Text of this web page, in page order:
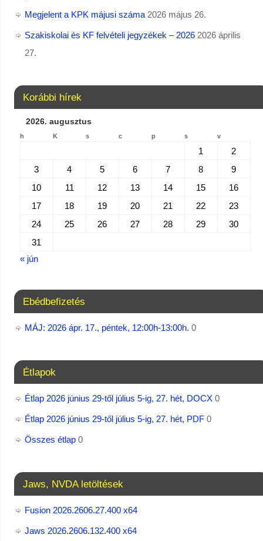
Megjelent a KPK májusi száma 2026 május 26.
Szakiskolai és KF felvételi jegyzékek – 2026 2026 április
27.
Korábbi hírek
2026. augusztus
h K s c p s v
1
2
3
4 5 6 7 8
9
10
11 12 13 14 15
16
17
18 19 20 21 22
23
24
25 26 27 28 29
30
31
« jún
Ebédbefizetés
MÁJ: 2026 ápr. 17., péntek, 12:00h-13:00h. 0
Étlapok
Étlap 2026 június 29-től július 5-ig, 27. hét, DOCX0
Étlap 2026 június 29-től július 5-ig, 27. hét, PDF0
Összes étlap0
Jaws, NVDA letöltések
Fusion 2026.2606.27.400 x64
Jaws 2026.2606.132.400 x64